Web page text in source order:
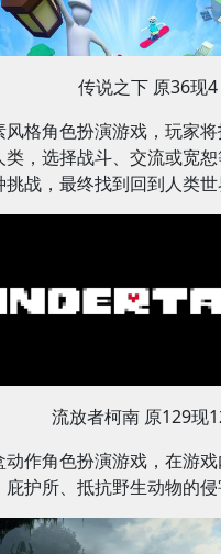
传说之下 原36现4
风格角色扮演游戏，玩家
类，选择战斗、交流或宽
挑战，最终找到回到人类
流放者柯南 原129现
动作角色扮演游戏，在游
庇护所、抵抗野生动物的侵